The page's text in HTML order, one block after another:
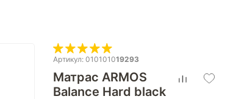
Артикул: 010101019293
Матрас ARMOS
Balance Hard black